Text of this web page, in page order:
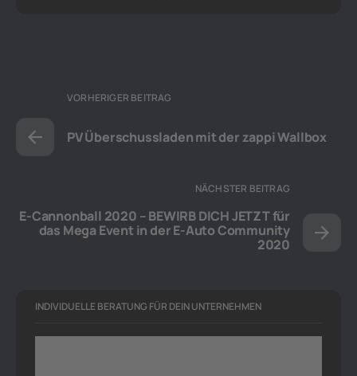
VORHERIGER BEITRAG
PV Überschussladen mit der zappi Wallbox
NÄCHSTER BEITRAG
E-Cannonball 2020 – BEWIRB DICH JETZT für
das Mega Event in der E-Auto Community
2020
INDIVIDUELLE BERATUNG FÜR DEIN UNTERNEHMEN